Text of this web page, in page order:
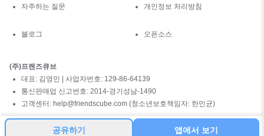
공유하기 앱에서 보기
자주하는 질문
블로그
개인정보 처리방침
오픈소스
(주)프렌즈큐브
대표: 김영민 | 사업자번호: 129-86-64139
통신판매업 신고번호: 2014-경기성남-1490
고객센터: help@friendscube.com (청소년보호책임자: 한민균)